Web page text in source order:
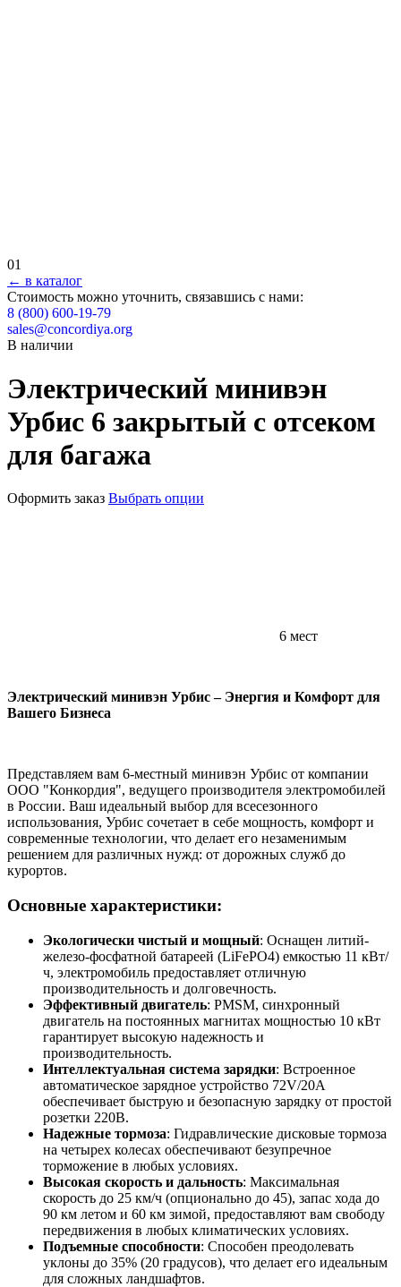
01
← в каталог
Стоимость можно уточнить, связавшись с нами:
8 (800) 600-19-79
sales@concordiya.org
В наличии
Электрический минивэн
Урбис 6 закрытый с отсеком
для багажа
Оформить заказ Выбрать опции
6 мест
Электрический минивэн Урбис – Энергия и Комфорт для
Вашего Бизнеса
Представляем вам 6-местный минивэн Урбис от компании
ООО "Конкордия", ведущего производителя электромобилей
в России. Ваш идеальный выбор для всесезонного
использования, Урбис сочетает в себе мощность, комфорт и
современные технологии, что делает его незаменимым
решением для различных нужд: от дорожных служб до
курортов.
Основные характеристики:
Экологически чистый и мощный: Оснащен литий-
железо-фосфатной батареей (LiFePO4) емкостью 11 кВт/
ч, электромобиль предоставляет отличную
производительность и долговечность.
Эффективный двигатель: PMSM, синхронный
двигатель на постоянных магнитах мощностью 10 кВт
гарантирует высокую надежность и
производительность.
Интеллектуальная система зарядки: Встроенное
автоматическое зарядное устройство 72V/20A
обеспечивает быструю и безопасную зарядку от простой
розетки 220В.
Надежные тормоза: Гидравлические дисковые тормоза
на четырех колесах обеспечивают безупречное
торможение в любых условиях.
Высокая скорость и дальность: Максимальная
скорость до 25 км/ч (опционально до 45), запас хода до
90 км летом и 60 км зимой, предоставляют вам свободу
передвижения в любых климатических условиях.
Подъемные способности: Способен преодолевать
уклоны до 35% (20 градусов), что делает его идеальным
для сложных ландшафтов.